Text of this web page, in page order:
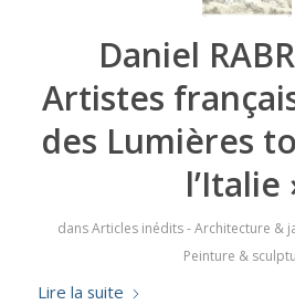
Daniel
Artistes
des Lumières
l’Italie
dansArticles inédits - Architecture &
Peinture &
Lire la suite